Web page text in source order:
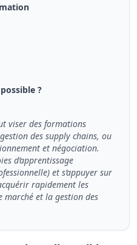
?
viser des formations
des supply chains, ou
et négociation.
d’apprentissage
et s’appuyer sur
rapidement les
marché et la gestion des